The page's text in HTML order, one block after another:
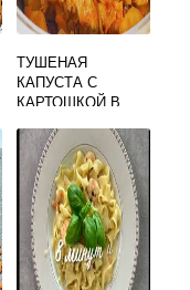
ТУШЕНАЯ
КАПУСТА С
КАРТОШКОЙ В
МЯСОМ